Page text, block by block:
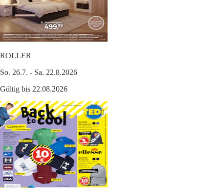
ROLLER
So. 26.7. - Sa. 22.8.2026
Gültig bis 22.08.2026